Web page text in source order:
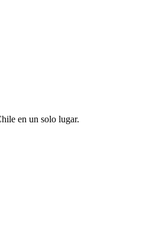
en un solo lugar.